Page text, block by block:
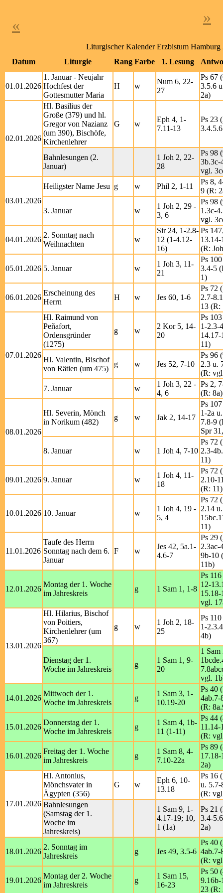
« »
Liturgischer Kalender Erzbistum Hamburg
Datum
Liturgie Rang Farbe 1. Lesung
01.01.2026
1. Januar - Neujahr
Hochfest der
Gottesmutter Maria
H w
Num 6, 22-
27
Ps 67
3.5.6
2a)
02.01.2026
Hl. Basilius der
Große (379) und hl.
Gregor von Nazianz
(um 390), Bischöfe,
Kirchenlehrer
G w
Eph 4, 1-
7.11-13
Ps 23
Bahnlesungen (2.
Januar)
1 Joh 2, 22-
28
Ps 98
3b.3c-
vgl.
03.01.2026
Heiligster Name Jesu g w Phil 2, 1-11
Ps 8,
9 (R:
3. Januar w
1 Joh 2, 29 -
3, 6
Ps 98
1.3c-
vgl.
04.01.2026
2. Sonntag nach
Weihnachten
w
Sir 24, 1-2.8-
12 (1-4.12-
16)
Ps
13.14-
(R:
05.01.2026 5. Januar w
1 Joh 3, 11-
21
Ps
3.4-5
1)
06.01.2026
Erscheinung des
Herrn
H w Jes 60, 1-6
Ps 72
2.7-
13 (R:
07.01.2026
Hl. Raimund von
Peñafort,
Ordensgründer
(1275)
g w
2 Kor 5, 14-
20
Ps
1-2.3-
14.17-
11)
Hl. Valentin, Bischof
von Rätien (um 475)
g w Jes 52, 7-10
Ps 96
2.3 u.
(R:
7. Januar
w
1 Joh 3, 22 -
4, 6
Ps 2,
(R: 8a)
08.01.2026
Hl. Severin, Mönch
in Norikum (482)
g w Jak 2, 14-17
Ps
1-2a
7.8-9
Spr
8. Januar w 1 Joh 4, 7-10
Ps 72
2.3-
11)
09.01.2026 9. Januar w
1 Joh 4, 11-
18
Ps 72
2.10-
(R: 11)
10.01.2026 10. Januar w
1 Joh 4, 19 -
5, 4
Ps 72
2.14 u.
11)
11.01.2026
Taufe des Herrn
Sonntag nach dem 6.
Januar
F w
Jes 42, 5a.1-
4.6-7
Ps 29
2.3ac-
9b-10
11b)
12.01.2026
Montag der 1. Woche
im Jahreskreis
g 1 Sam 1, 1-8
Ps
12-
vgl.
13.01.2026
Hl. Hilarius, Bischof
von Poitiers,
Kirchenlehrer (um
367)
g w
1 Joh 2, 18-
25
Ps
1-
4b)
Dienstag der 1.
Woche im Jahreskreis
g
1 Sam 1, 9-
20
1 Sam
vgl.
14.01.2026
Mittwoch der 1.
Woche im Jahreskreis
g
1 Sam 3, 1-
10.19-20
Ps 40
4ab.7-
(R:
15.01.2026
Donnerstag der 1.
Woche im Jahreskreis
g
1 Sam 4, 1b-
11 (1-11)
Ps 44
11.14-
(R:
16.01.2026
Freitag der 1. Woche
im Jahreskreis
g
1 Sam 8, 4-
7.10-22a
Ps 89
2a)
17.01.2026
Hl. Antonius,
Mönchsvater in
Ägypten (356)
G w
Eph 6, 10-
13.18
Ps 16
u. 5.7-
(R:
Bahnlesungen
(Samstag der 1.
Woche im
Jahreskreis)
1 Sam 9, 1-
4.17-19; 10,
1 (1a)
Ps 21
3.4-
2a)
18.01.2026
2. Sonntag im
Jahreskreis
g Jes 49, 3.5-6
Ps 40
4ab.7-
(R:
19.01.2026
Montag der 2. Woche
im Jahreskreis
g
1 Sam 15,
16-23
Ps 50
9.16b-
23 (R: